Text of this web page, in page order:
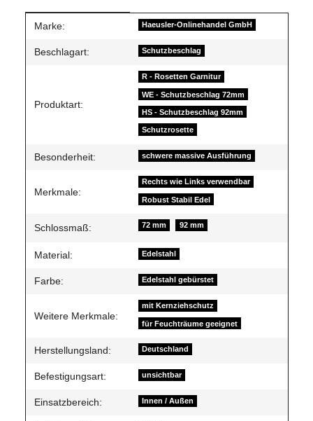
Produkteigenschaft
Wert
Marke: Haeusler-Onlinehandel GmbH
Beschlagart: Schutzbeschlag
Produktart:
R - Rosetten Garnitur
WE - Schutzbeschlag 72mm
HS - Schutzbeschlag 92mm
Schutzrosette
Besonderheit: schwere massive Ausführung
Merkmale:
Rechts wie Links verwendbar
Robust Stabil Edel
Schlossmaß: 72 mm 92 mm
Material: Edelstahl
Farbe: Edelstahl gebürstet
Weitere Merkmale:
mit Kernziehschutz
für Feuchträume geeignet
Herstellungsland: Deutschland
Befestigungsart: unsichtbar
Einsatzbereich: Innen / Außen